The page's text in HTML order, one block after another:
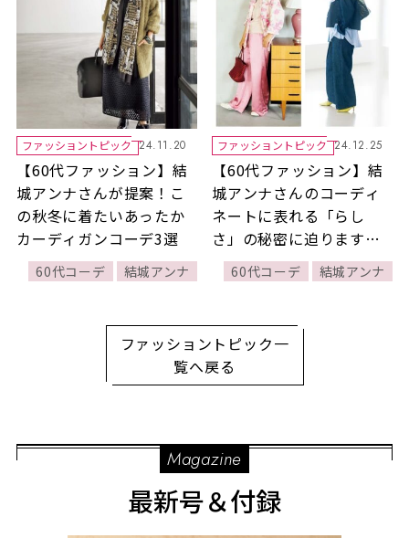
ファッショントピック 24.11.20
【60代ファッション】結
城アンナさんが提案！こ
の秋冬に着たいあったか
カーディガンコーデ3選
60代コーデ 結城アンナ
ファッショントピック 24.12.25
【60代ファッション】結
城アンナさんのコーディ
ネートに表れる「らし
さ」の秘密に迫ります！
アンナさんのおしゃれが
進化し続けている理由と
60代コーデ 結城アンナ
ファッショントピック一
覧へ戻る
Magazine
最新号＆付録